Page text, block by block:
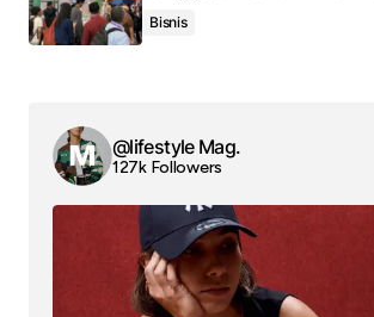
Bisnis
@lifestyle Mag.
127k Followers